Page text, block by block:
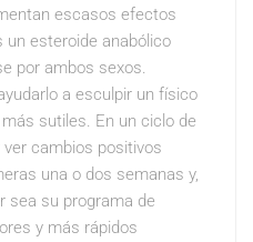
escasos efectos
un esteroide anabólico
por ambos sexos.
a esculpir un físico
sutiles. En un ciclo de
cambios positivos
una o dos semanas y,
sea su programa de
y más rápidos